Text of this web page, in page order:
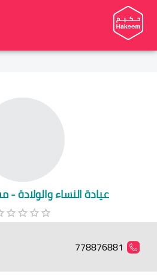
عيادة النساء
778876881